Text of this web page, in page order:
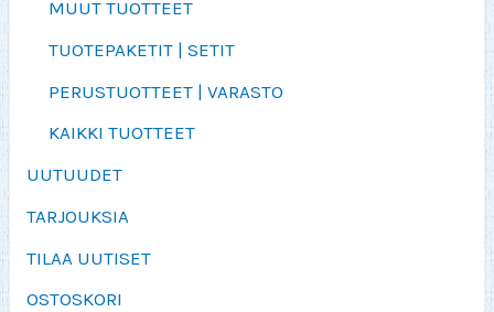
MUUT TUOTTEET
TUOTEPAKETIT | SETIT
PERUSTUOTTEET | VARASTO
KAIKKI TUOTTEET
UUTUUDET
TARJOUKSIA
TILAA UUTISET
OSTOSKORI